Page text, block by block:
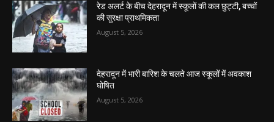
रेड अलर्ट के बीच देहरादून में स्कूलों की कल छुट्टी, बच्चों
की सुरक्षा प्राथमिकता
August 5, 2026
देहरादून में भारी बारिश के चलते आज स्कूलों में अवकाश
घोषित
August 5, 2026